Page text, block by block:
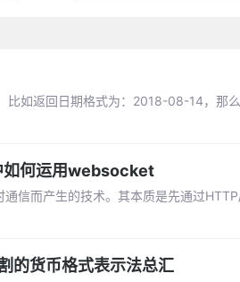
如返回日期格式为：2018-08-14，那么
何运用websocket
信而产生的技术。其本质是先通过
的货币格式表示法总汇